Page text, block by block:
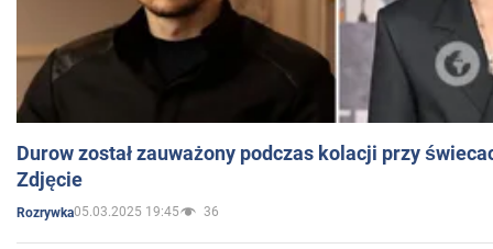
Durow został zauważony podczas kolacji przy
Zdjęcie
Rozrywka05.03.2025 19:45 36